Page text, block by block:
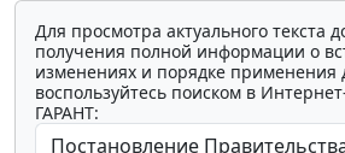
Для просмотра актуального текста
получения полной информации о
изменениях и порядке применения
воспользуйтесь поиском в
ГАРАНТ: